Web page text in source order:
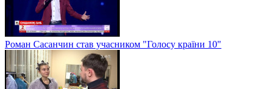
Роман Сасанчин став учасником "Голосу країни 10"